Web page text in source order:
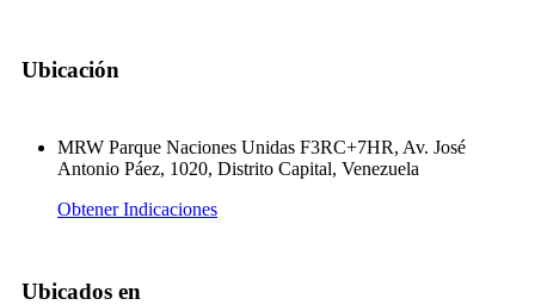
Ubicación
MRW Parque Naciones Unidas F3RC+7HR, Av. José
Antonio Páez, 1020, Distrito Capital, Venezuela
Obtener Indicaciones
Ubicados en